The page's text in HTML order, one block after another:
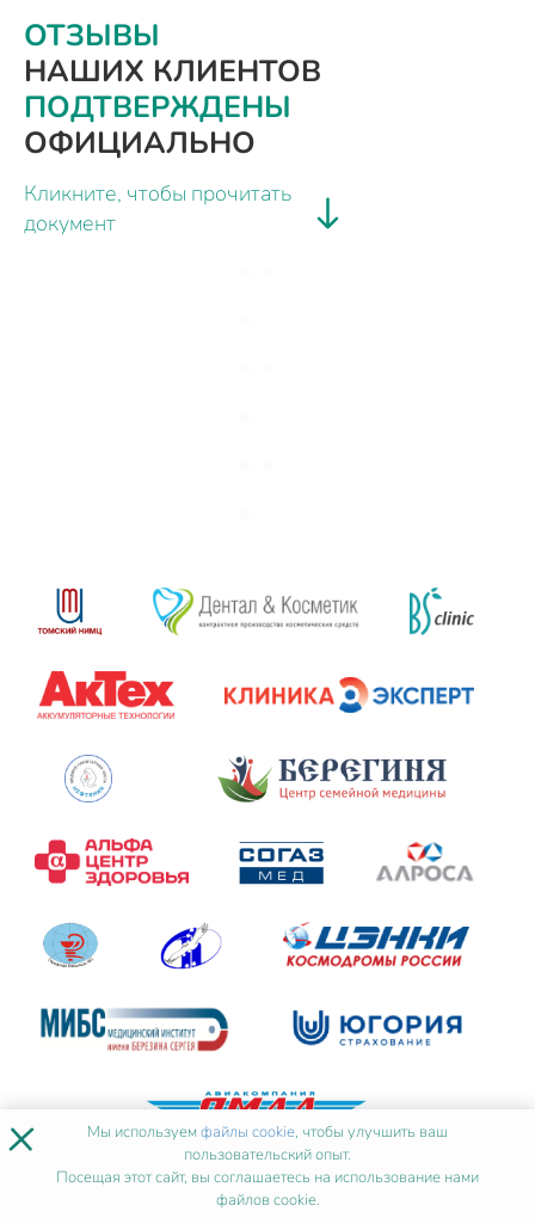
ОТЗЫВЫ
НАШИХ КЛИЕНТОВ
ПОДТВЕРЖДЕНЫ
ОФИЦИАЛЬНО
Кликните, чтобы прочитать
документ
× Мы используемфайлы cookie, чтобы улучшить ваш
пользовательский опыт.
Посещая этот сайт, вы соглашаетесь на использование нами
файлов cookie.